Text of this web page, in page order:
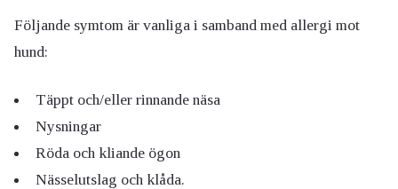
Följande symtom är vanliga i samband med allergi mot
hund:
Täppt och/eller rinnande näsa
Nysningar
Röda och kliande ögon
Nässelutslag och klåda.